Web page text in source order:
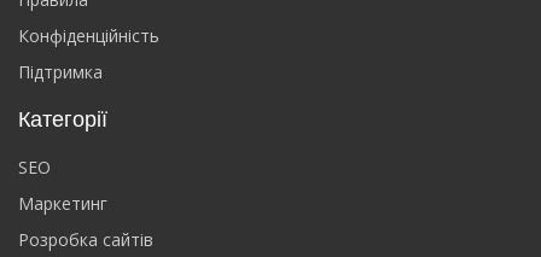
Конфіденційність
Підтримка
Категорії
SEO
Маркетинг
Розробка сайтів